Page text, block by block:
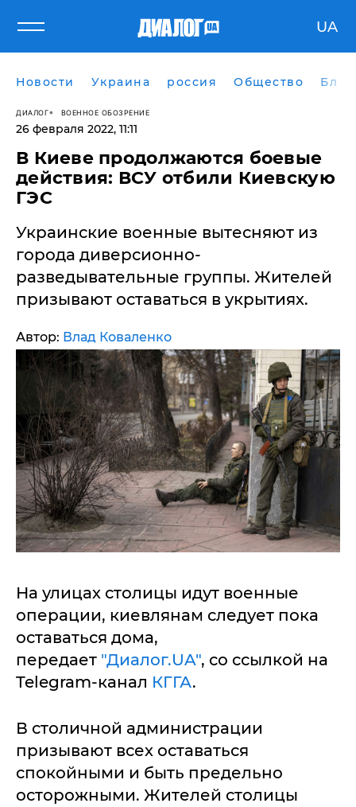
UA
Новости Украина россия Общество
ДИАЛОГ ВОЕННОЕ ОБОЗРЕНИЕ
26 февраля 2022, 11:11
В Киеве продолжаются боевые
действия: ВСУ отбили Киевскую
ГЭС
Украинские военные вытесняют из
города диверсионно-
разведывательные группы. Жителей
призывают оставаться в укрытиях.
Автор: Влад Коваленко
На улицах столицы идут военные
операции, киевлянам следует пока
оставаться дома,
передает "Диалог.UA", со ссылкой на
Telegram-канал КГГА.
В столичной администрации
призывают всех оставаться
спокойными и быть предельно
осторожными. Жителей столицы